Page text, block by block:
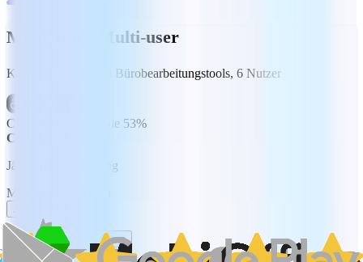
MobiOffice Multi-user
Komplette Suite von Bürobearbeitungstools, 6 Nutzer
CHF 10.00
Sparen Sie 53%
CHF 4.71
Jährliche Abrechnung
Monatlich
7 Tage kostenlos testen